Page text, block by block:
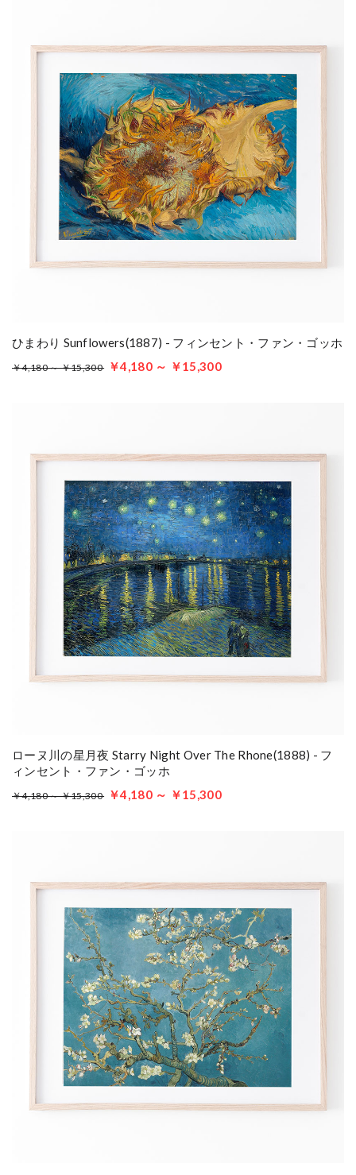
ひまわり Sunflowers(1887) - フィンセント・ファン・ゴッホ
￥4,180 ～ ￥15,300 ￥4,180 ～ ￥15,300
ローヌ川の星月夜 Starry Night Over The Rhone(1888) - フ
ィンセント・ファン・ゴッホ
￥4,180 ～ ￥15,300 ￥4,180 ～ ￥15,300